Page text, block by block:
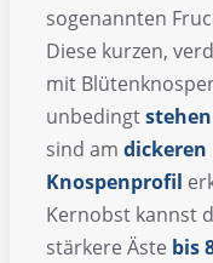
sogenannten
Diese kurzen,
mit
unbedingt
sind am dickeren
Knospenprofil
Kernobst kannst
stärkere Äste bis